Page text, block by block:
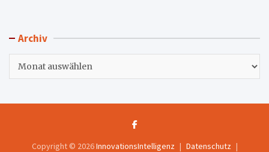
Archiv
Copyright © 2026InnovationsIntelligenz
Datenschutz